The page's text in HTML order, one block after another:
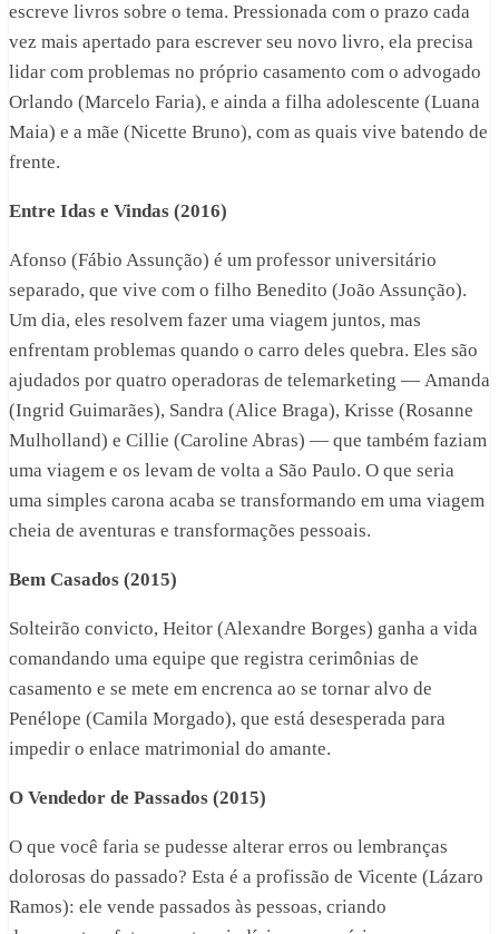
escreve livros sobre o tema. Pressionada com o prazo cada
vez mais apertado para escrever seu novo livro, ela precisa
lidar com problemas no próprio casamento com o advogado
Orlando (Marcelo Faria), e ainda a filha adolescente (Luana
Maia) e a mãe (Nicette Bruno), com as quais vive batendo de
frente.
Entre Idas e Vindas (2016)
Afonso (Fábio Assunção) é um professor universitário
separado, que vive com o filho Benedito (João Assunção).
Um dia, eles resolvem fazer uma viagem juntos, mas
enfrentam problemas quando o carro deles quebra. Eles são
ajudados por quatro operadoras de telemarketing — Amanda
(Ingrid Guimarães), Sandra (Alice Braga), Krisse (Rosanne
Mulholland) e Cillie (Caroline Abras) — que também faziam
uma viagem e os levam de volta a São Paulo. O que seria
uma simples carona acaba se transformando em uma viagem
cheia de aventuras e transformações pessoais.
Bem Casados (2015)
Solteirão convicto, Heitor (Alexandre Borges) ganha a vida
comandando uma equipe que registra cerimônias de
casamento e se mete em encrenca ao se tornar alvo de
Penélope (Camila Morgado), que está desesperada para
impedir o enlace matrimonial do amante.
O Vendedor de Passados (2015)
O que você faria se pudesse alterar erros ou lembranças
dolorosas do passado? Esta é a profissão de Vicente (Lázaro
Ramos): ele vende passados às pessoas, criando